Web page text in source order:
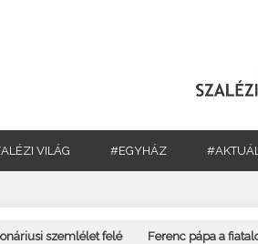
VILÁG #EGYHÁZ
szemlélet felé Ferenc pápa a